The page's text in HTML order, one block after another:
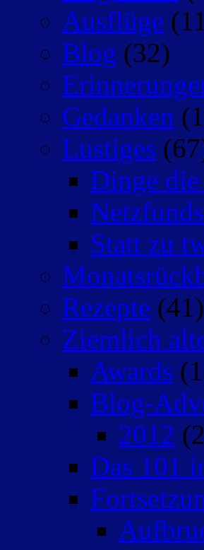
Ausflüge
Blog (32)
Gedanken
Lustiges
Dinge
Statt zu
Rezepte (41)
Ziemlich
Awards
Blog-
2012
Das 101